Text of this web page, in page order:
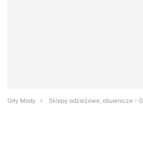
Orły Mody Sklepy odzieżowe, obuwnicze -